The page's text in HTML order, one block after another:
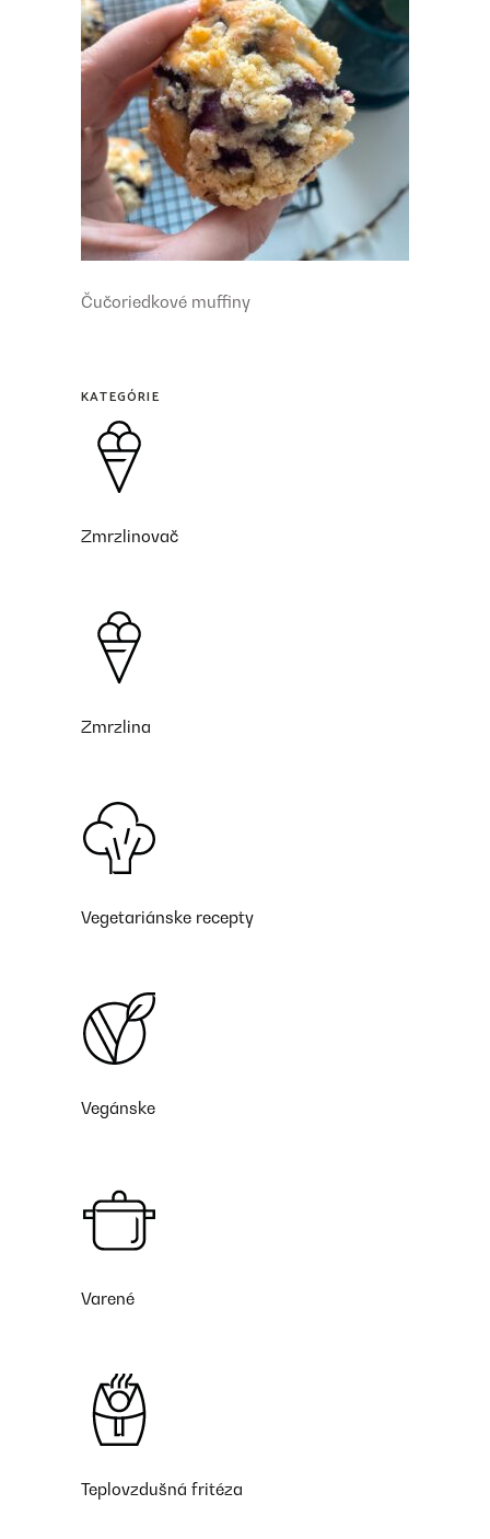
Čučoriedkové muffiny
KATEGÓRIE
Zmrzlinovač
Zmrzlina
Vegetariánske recepty
Vegánske
Varené
Teplovzdušná fritéza